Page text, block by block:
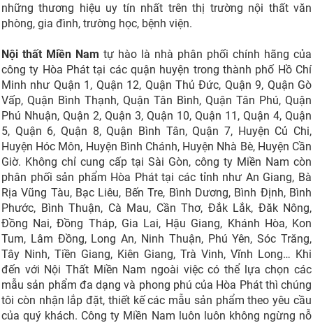
những thương hiệu uy tín nhất trên thị trường nội thất văn
phòng, gia đình, trường học, bệnh viện.
Nội thất Miền Nam tự hào là nhà phân phối chính hãng của
công ty Hòa Phát tại các quận huyện trong thành phố Hồ Chí
Minh như Quận 1, Quận 12, Quận Thủ Đức, Quận 9, Quận Gò
Vấp, Quận Bình Thạnh, Quận Tân Bình, Quận Tân Phú, Quận
Phú Nhuận, Quận 2, Quận 3, Quận 10, Quận 11, Quận 4, Quận
5, Quận 6, Quận 8, Quận Bình Tân, Quận 7, Huyện Củ Chi,
Huyện Hóc Môn, Huyện Bình Chánh, Huyện Nhà Bè, Huyện Cần
Giờ. Không chỉ cung cấp tại Sài Gòn, công ty Miền Nam còn
phân phối sản phẩm Hòa Phát tại các tỉnh như An Giang, Bà
Rịa Vũng Tàu, Bạc Liêu, Bến Tre, Bình Dương, Bình Định, Bình
Phước, Bình Thuận, Cà Mau, Cần Thơ, Đắk Lắk, Đăk Nông,
Đồng Nai, Đồng Tháp, Gia Lai, Hậu Giang, Khánh Hòa, Kon
Tum, Lâm Đồng, Long An, Ninh Thuận, Phú Yên, Sóc Trăng,
Tây Ninh, Tiền Giang, Kiên Giang, Trà Vinh, Vĩnh Long… Khi
đến với Nội Thất Miền Nam ngoài việc có thể lựa chọn các
mẫu sản phẩm đa dạng và phong phú của Hòa Phát thì chúng
tôi còn nhận lắp đặt, thiết kế các mẫu sản phẩm theo yêu cầu
của quý khách. Công ty Miền Nam luôn luôn không ngừng nỗ